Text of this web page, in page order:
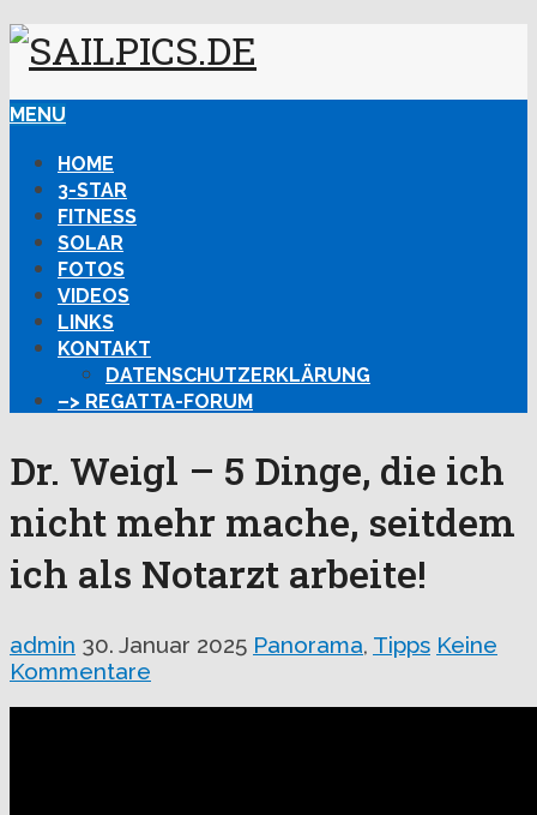
MENU
HOME
3-STAR
FITNESS
SOLAR
FOTOS
VIDEOS
LINKS
KONTAKT
DATENSCHUTZERKLÄRUNG
–> REGATTA-FORUM
Dr. Weigl – 5 Dinge, die ich
nicht mehr mache, seitdem
ich als Notarzt arbeite!
admin 30. Januar 2025 Panorama, Tipps Keine
Kommentare